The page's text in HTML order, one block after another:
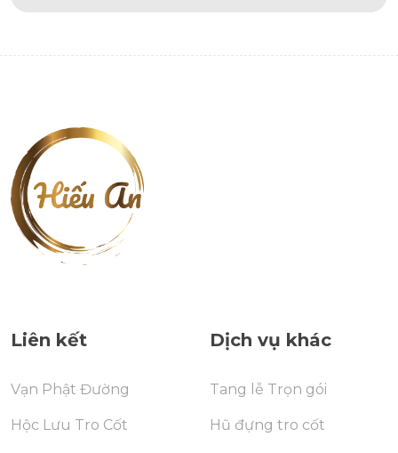
Liên kết
Vạn Phật Đường
Hộc Lưu Tro Cốt
Dịch vụ khác
Tang lễ Trọn gói
Hũ đựng tro cốt